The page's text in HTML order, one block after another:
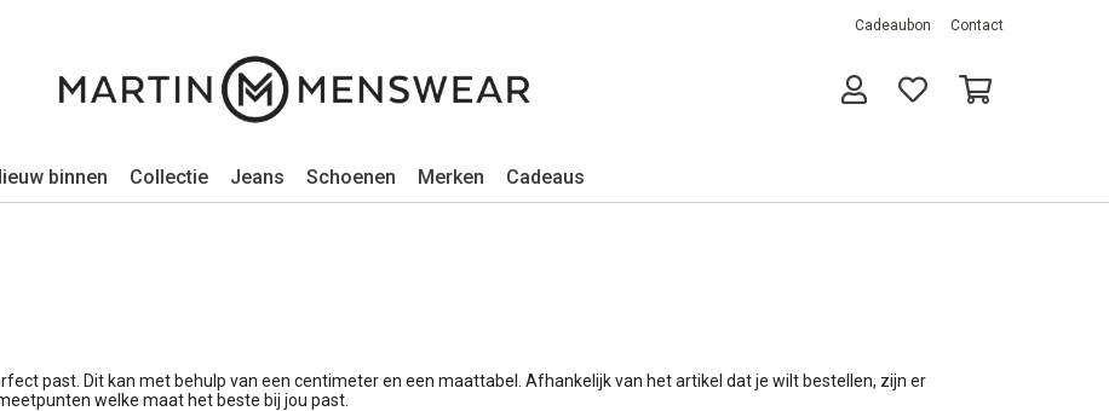
Cadeaubon Contact
binnen Collectie Jeans Schoenen Merken Cadeaus
past. Dit kan met behulp van een centimeter en een maattabel. Afhankelijk van het artikel dat je wilt bestellen, zijn er
welke maat het beste bij jou past.